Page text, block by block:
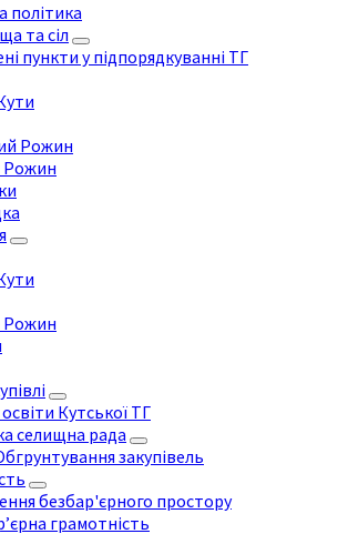
політика
та сіл
пункти у підпорядкуванні ТГ
Рожин
Рожин
Рожин
освіти Кутської ТГ
селищна рада
закупівель
безбар'єрного простору
грамотність